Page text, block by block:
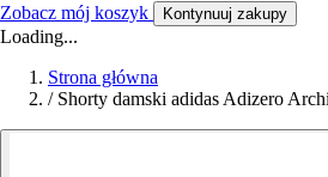
Zobacz mój koszyk Kontynuuj zakupy
Loading...
Strona główna
/ Shorty damski adidas Adizero